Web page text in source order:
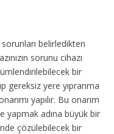
sorunları belirledikten
sorunu cihazı
bir
gereksiz yere yıpranma
yapılır. Bu onarım
yapmak adına büyük bir
çözülebilecek bir